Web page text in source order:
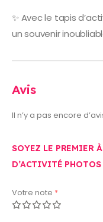
✨ Avec le tapis
un souvenir
Avis
Il n’y a pas encore
SOYEZ LE PREMIER
D’ACTIVITÉ
Votre note *